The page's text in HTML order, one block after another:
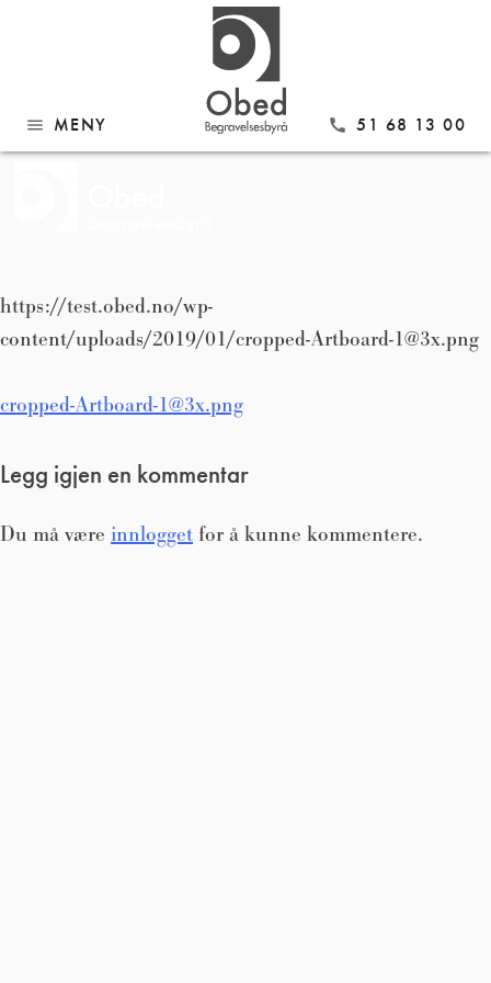
menu MENY call 51 68 13 00
cropped-Artboard-1@3x.png
https://test.obed.no/wp-
content/uploads/2019/01/cropped-Artboard-1@3x.png
Innleggsnavigasjon
cropped-Artboard-1@3x.png
Legg igjen en kommentar
Du må være innlogget for å kunne kommentere.